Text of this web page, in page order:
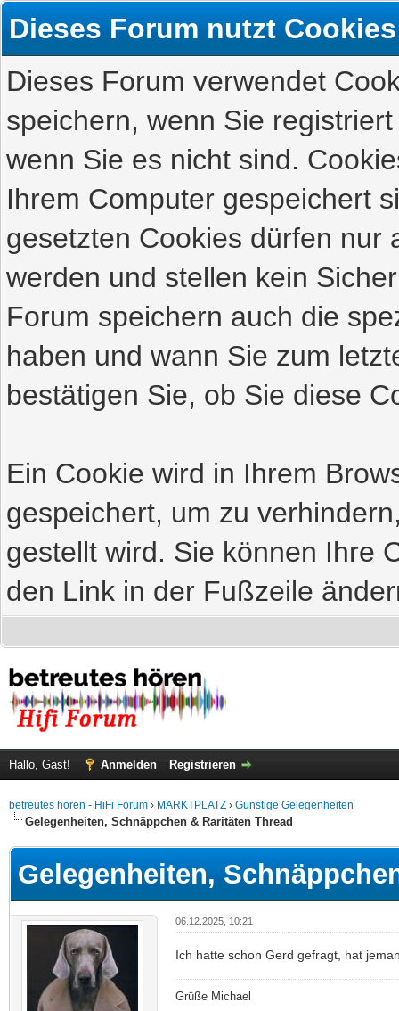
Dieses Forum nutzt Cookies
Dieses Forum verwendet
speichern, wenn Sie
wenn Sie es nicht sind.
Ihrem Computer gespeichert
gesetzten Cookies dürfen nur
werden und stellen kein
Forum speichern auch die
haben und wann Sie zum
bestätigen Sie, ob Sie diese
Ein Cookie wird in Ihrem
gespeichert, um zu
gestellt wird. Sie können Ihre
den Link in der Fußzeile
Hallo, Gast! Anmelden Registrieren
betreutes hören - HiFi Forum › MARKTPLATZ › Günstige Gelegenheiten
Gelegenheiten, Schnäppchen & Raritäten Thread
Gelegenheiten,
06.12.2025, 10:21
Ich hatte schon Gerd gefragt, hat
Grüße Michael